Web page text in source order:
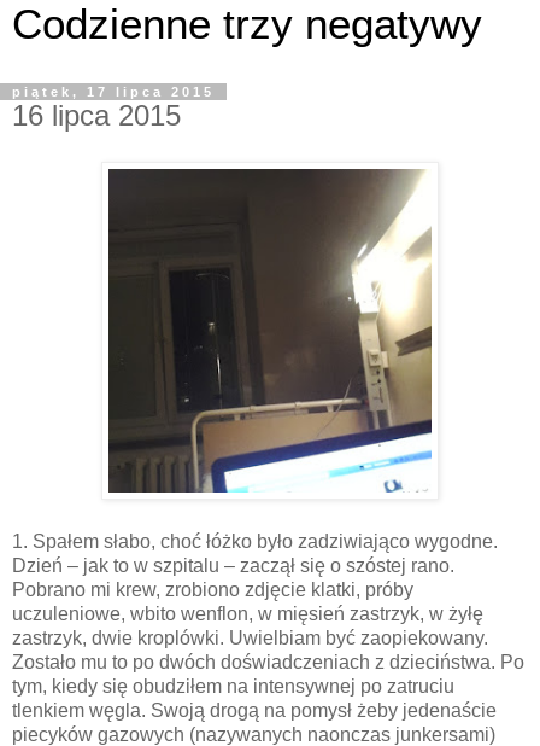
Codzienne trzy negatywy
piątek, 17 lipca 2015
16 lipca 2015
1. Spałem słabo, choć łóżko było zadziwiająco wygodne.
Dzień – jak to w szpitalu – zaczął się o szóstej rano.
Pobrano mi krew, zrobiono zdjęcie klatki, próby
uczuleniowe, wbito wenflon, w mięsień zastrzyk, w żyłę
zastrzyk, dwie kroplówki. Uwielbiam być zaopiekowany.
Zostało mu to po dwóch doświadczeniach z dzieciństwa. Po
tym, kiedy się obudziłem na intensywnej po zatruciu
tlenkiem węgla. Swoją drogą na pomysł żeby jedenaście
piecyków gazowych (nazywanych naonczas junkersami)